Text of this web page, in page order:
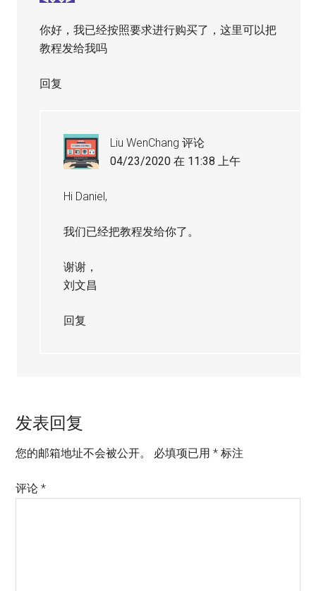
你好，我已经按照要求进行购买了，这里可以把
教程发给我吗
回复
Liu WenChang 评论
04/23/2020 在 11:38 上午
Hi Daniel,
我们已经把教程发给你了。
谢谢，
刘文昌
回复
发表回复
您的邮箱地址不会被公开。 必填项已用* 标注
评论*